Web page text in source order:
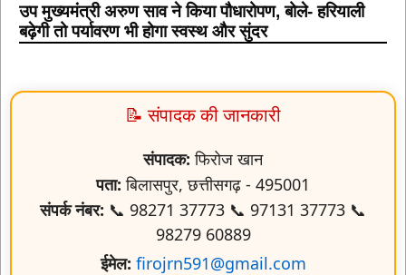
उप मुख्यमंत्री अरुण साव ने किया पौधारोपण, बोले- हरियाली
बढ़ेगी तो पर्यावरण भी होगा स्वस्थ और सुंदर
📝 संपादक की जानकारी
संपादक: फिरोज खान
पता: बिलासपुर, छत्तीसगढ़ - 495001
संपर्क नंबर: 📞 98271 37773 📞 97131 37773 📞
98279 60889
ईमेल: firojrn591@gmail.com